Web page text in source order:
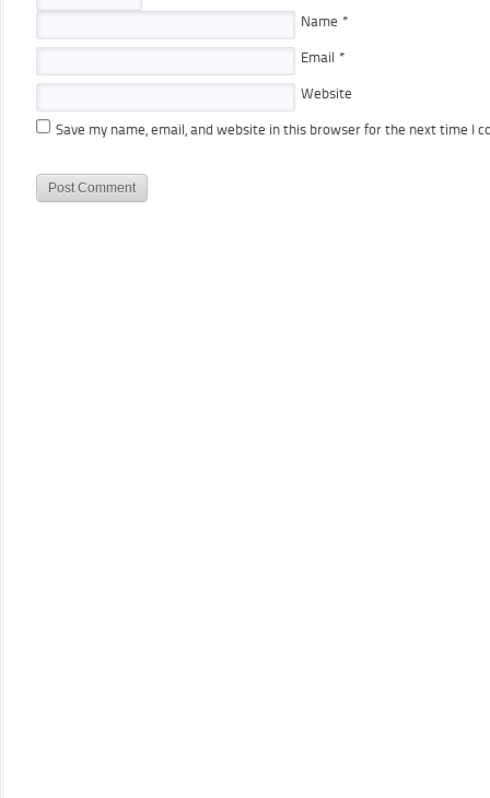
Name *
Email *
Website
Save my name, email, and website in this browser for the next time I